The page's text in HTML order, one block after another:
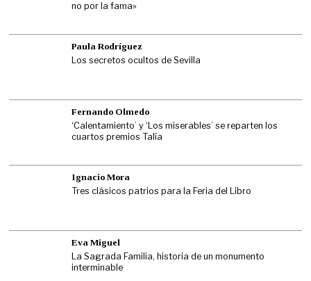
no por la fama»
Paula Rodríguez
Los secretos ocultos de Sevilla
Fernando Olmedo
‘Calentamiento’ y ‘Los miserables’ se reparten los
cuartos premios Talía
Ignacio Mora
Tres clásicos patrios para la Feria del Libro
Eva Miguel
La Sagrada Familia, historia de un monumento
interminable